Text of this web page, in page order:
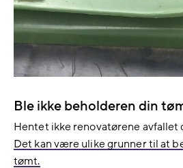
Ble ikke beholderen din
Hentet ikke renovatørene avfallet
Det kan være ulike grunner til at
tømt.